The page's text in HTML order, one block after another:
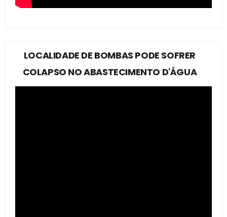
LOCALIDADE DE BOMBAS PODE SOFRER
COLAPSO NO ABASTECIMENTO D'ÁGUA